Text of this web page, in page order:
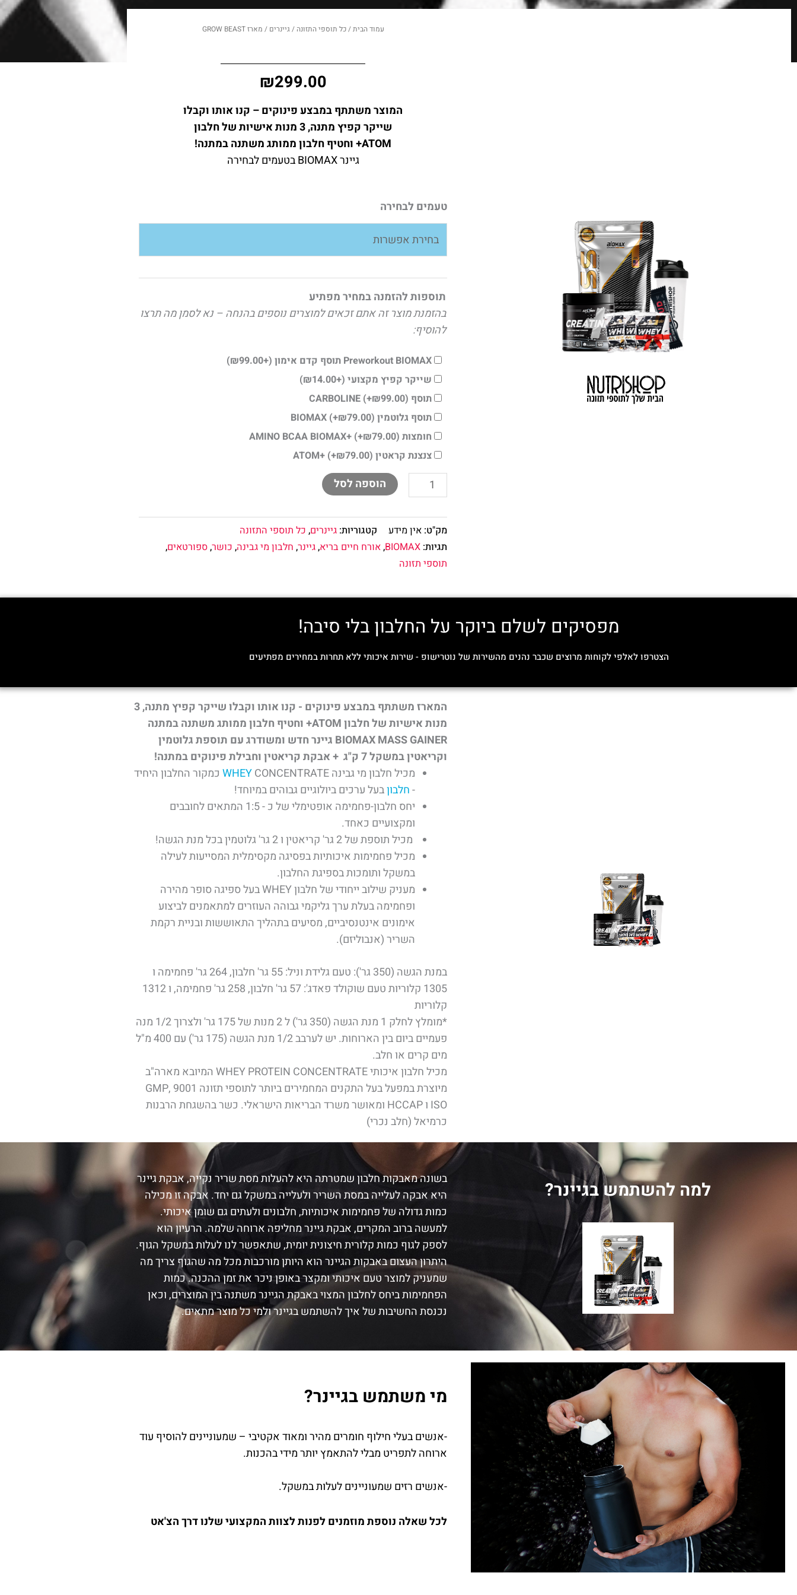
עמוד הבית/כל תוספי התזונה / גיינרים / מארז GROW BEAST
₪299.00
המוצר משתתף במבצע פינוקים – קנו אותו וקבלו
שייקר קפיץ מתנה, 3 מנות אישיות של חלבון
ATOM+ וחטיף חלבון ממותג משתנה במתנה!
גיינר BIOMAX בטעמים לבחירה
טעמים לבחירה
תוספות להזמנה במחיר מפתיע
בהזמנת מוצר זה אתם זכאים למוצרים נוספים בהנחה – נא לסמן מה תרצו
להוסיף:
Preworkout BIOMAX תוסף קדם אימון (+
₪99.00
)
שייקר קפיץ מקצועי (+
₪14.00
)
תוסף CARBOLINE
(+₪99.00)
תוסף גלוטמין BIOMAX
(+₪79.00)
חומצות AMINO BCAA BIOMAX+
(+₪79.00)
צנצנת קראטין ATOM+
(+₪79.00)
כמות
של
מארז
GROW
הוספה לסל
מק"ט: אין מידע קטגוריות: גיינרים, כל תוספי התזונה
תגיות: BIOMAX
,אורח חיים בריא,גיינר, חלבון מי גבינה, כושר,ספורטאים,
תוספי תזונה
מפסיקים לשלם ביוקר על החלבון בלי סיבה!
הצטרפו לאלפי לקוחות מרוצים שכבר נהנים מהשירות של נוטרישופ - שירות איכותי ללא תחרות במחירים מפתיעים
המארז משתתף במבצע פינוקים - קנו אותו וקבלו שייקר קפיץ מתנה, 3
מנות אישיות של חלבון ATOM+ וחטיף חלבון ממותג משתנה במתנה
BIOMAX MASS GAINER גיינר חדש ומשודרג עם תוספת גלוטמין
וקריאטין במשקל 7 ק"ג + אבקת קריאטין וחבילת פינוקים במתנה!
מכיל חלבון מי גבינה
WHEY CONCENTRATE כמקור החלבון היחיד
-חלבוןבעל ערכים ביולוגיים גבוהים במיוחד!
יחס חלבון-פחמימה אופטימלי של כ - 1:5 המתאים לחובבים
ומקצועיים כאחד.
מכיל תוספת של 2 גר' קריאטין ו 2 גר' גלוטמין בכל מנת הגשה!
מכיל פחמימות איכותיות בפסיגה מקסימלית המסייעות לעילה
במשקל ותומכות בספיגת החלבון.
מעניק שילוב ייחודי של חלבון WHEY בעל ספיגה סופר מהירה
ופחמימה בעלת ערך גליקמי גבוהה העוזרים למתאמנים לביצוע
אימונים אינטנסיביים, מסיעים בתהליך התאוששות ובניית רקמת
השריר (אנבוליזם).
במנת הגשה (350 גר'): טעם גלידת וניל: 55 גר' חלבון, 264 גר' פחמימה ו
1305 קלוריות טעם שוקולד פאדג': 57 גר' חלבון, 258 גר' פחמימה, ו 1312
קלוריות
*מומלץ לחלק 1 מנת הגשה (350 גר') ל 2 מנות של 175 גר' ולצרוך 1/2 מנה
פעמיים ביום בין הארוחות. יש לערבב 1/2 מנת הגשה (175 גר') עם 400 מ"ל
מים קרים או חלב.
מכיל חלבון איכותי WHEY PROTEIN CONCENTRATE המיובא מארה"ב
מיוצרת במפעל בעל התקנים המחמירים ביותר לתוספי תזונה 9001 GMP,
ISO ו HCCAP ומאושר משרד הבריאות הישראלי. כשר בהשגחת הרבנות
כרמיאל (חלב נכרי)
למה להשתמש בגיינר?
בשונה מאבקות חלבון שמטרתה היא להעלות מסת שריר נקייה, אבקת גיינר
היא אבקה לעלייה במסת השריר ולעלייה במשקל גם יחד. אבקה זו מכילה
כמות גדולה של פחמימות איכותיות, חלבונים ולעתים גם שומן איכותי.
למעשה ברוב המקרים, אבקת גיינר מחליפה ארוחה שלמה. הרעיון הוא
לספק לגוף כמות קלורית חיצונית יומית, שתאפשר לנו לעלות במשקל הגוף.
היתרון העצום באבקות הגיינר הוא היותן מורכבות מכל מה שהגוף צריך מה
שמעניק למוצר טעם איכותי ומקצר באופן ניכר את זמן ההכנה. כמות
הפחמימות ביחס לחלבון המצוי באבקת הגיינר משתנה בין המוצרים, וכאן
נכנסת החשיבות של איך להשתמש בגיינר ולמי כל מוצר מתאים.
מי משתמש בגיינר?
-אנשים בעלי חילוף חומרים מהיר ומאוד אקטיבי – שמעוניינים להוסיף עוד
ארוחה לתפריט מבלי להתאמץ יותר מידי בהכנות.
-אנשים רזים שמעוניינים לעלות במשקל.
לכל שאלה נוספת מוזמנים לפנות לצוות המקצועי שלנו דרך הצ'אט
זמן אספקת משלוח בקבוע: בין 2- 7 ימי עסקים בשל
המלחמה עלולים להיות עיכובים
נעים מאוד, אנחנו נוטרישופ -
המקום הכי טוב לקנות תוספי
תזונה בו!
כדאי לדעת:
מתנה בכל קניה ומשלוח חינם בקניה מעל 399 שקלים באתר
מגניב, הבנתי